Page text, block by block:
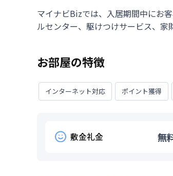
マイナビBizでは、入居期間中にお
ルセンター、駆けつけサービス、
お部屋の特徴
インターネット対応 ポイント獲得
敷金礼金 無